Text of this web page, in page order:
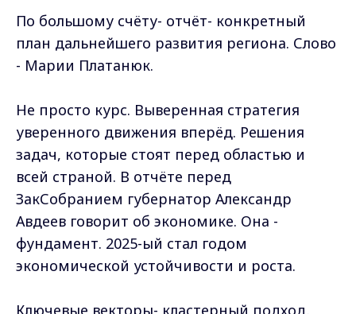
По большому счёту- отчёт- конкретный
план дальнейшего развития региона. Слово
- Марии Платанюк.
Не просто курс. Выверенная стратегия
уверенного движения вперёд. Решения
задач, которые стоят перед областью и
всей страной. В отчёте перед
ЗакСобранием губернатор Александр
Авдеев говорит об экономике. Она -
фундамент. 2025-ый стал годом
экономической устойчивости и роста.
Ключевые векторы- кластерный подход,